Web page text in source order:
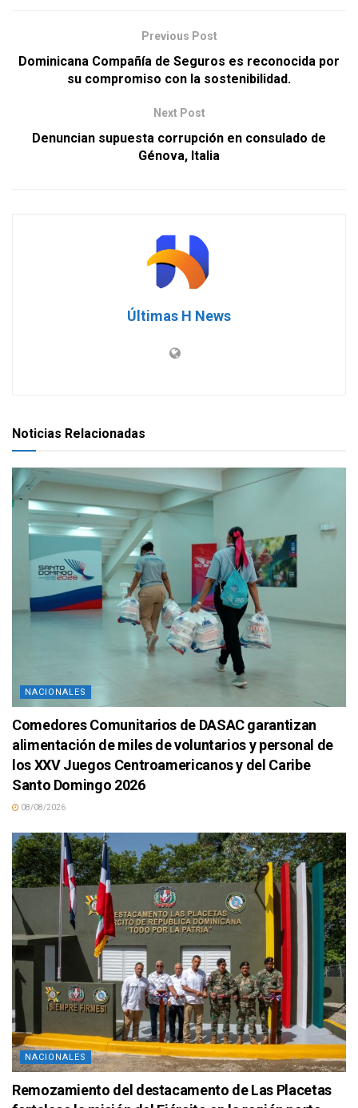
Previous Post
Dominicana Compañía de Seguros es reconocida por
su compromiso con la sostenibilidad.
Next Post
Denuncian supuesta corrupción en consulado de
Génova, Italia
Últimas H News
Noticias Relacionadas
NACIONALES
Comedores Comunitarios de DASAC garantizan
alimentación de miles de voluntarios y personal de
los XXV Juegos Centroamericanos y del Caribe
Santo Domingo 2026
08/08/2026
NACIONALES
Remozamiento del destacamento de Las Placetas